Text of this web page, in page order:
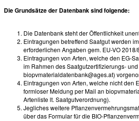
Die Grundsätze der Datenbank sind folgende:
Die Datenbank steht der Öffentlichkeit
Eintragungen betreffend Saatgut werden
erforderlichen Angaben gem. EU-VO 2018/
Eintragungen von Arten, welche den EG-
im Rahmen des Saatgutzertifizierungs-
biopvmaterialdatenbank@ages.at)
Eintragungen von Arten, welche nicht den
formloser Meldung per Mail an
Artenliste lt. Saatgutverordnung).
Jegliches weitere
über das Formular für die BIO-